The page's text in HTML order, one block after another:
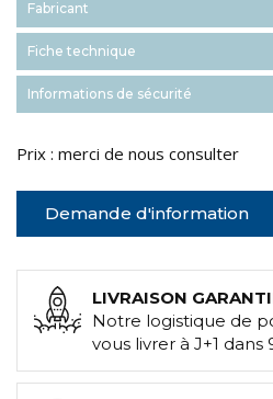
Fabricant
Fiche technique
Informations de sécurité
Prix : merci de nous consulter
Demande d'information
LIVRAISON
Notre logistique de
vous livrer à J+1 dans